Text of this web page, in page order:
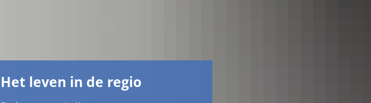
Het leven in de regio